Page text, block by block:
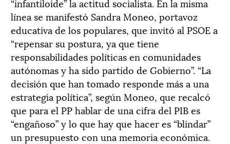
línea se manifestó Sandra Moneo, portavoz
educativa de los populares, que invitó al PSOE a
“repensar su postura, ya que tiene
responsabilidades políticas en comunidades
autónomas y ha sido partido de Gobierno”. “La
decisión que han tomado responde más a una
estrategia política”, según Moneo, que recalcó
que para el PP hablar de una cifra del PIB es
“engañoso” y lo que hay que hacer es “blindar”
un presupuesto con una memoria económica.